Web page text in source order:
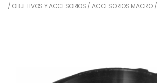
/ OBJETIVOS Y ACCESORIOS /ACCESORIOS MACRO/